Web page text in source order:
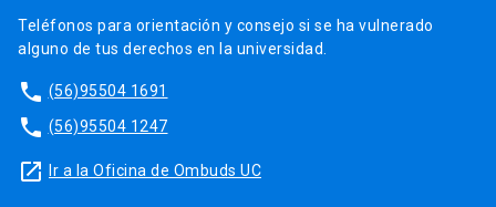
Teléfonos para orientación y consejo si se ha vulnerado
alguno de tus derechos en la universidad.
phone (56)95504 1691
phone (56)95504 1247
launch Ir a la Oficina de Ombuds UC